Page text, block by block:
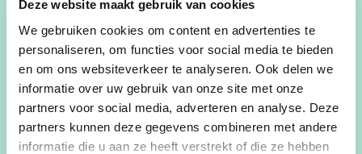
Deze website maakt gebruik van cookies
We gebruiken cookies om content en advertenties te
personaliseren, om functies voor social media te bieden
en om ons websiteverkeer te analyseren. Ook delen we
informatie over uw gebruik van onze site met onze
partners voor social media, adverteren en analyse. Deze
partners kunnen deze gegevens combineren met andere
informatie die u aan ze heeft verstrekt of die ze hebben
vorm van zes Waregembonnen van 25 euro. We
tellen dit jaar al 79 feestcheques, waarvan dus 46
in de periode van Dag van de Buren. Er wordt één
feestcheque per buurt per jaar goedgekeurd. Dit
steuntje in de rug van het stadsbestuur geeft de
organiserende inwoners de kans om hun gezellige
buurtontmoeting nog een extra tintje te geven.